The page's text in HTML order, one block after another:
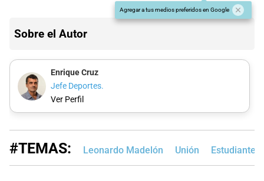
Agregar a tus medios preferidos en Google
Sobre el Autor
Enrique Cruz
Jefe Deportes.
Ver Perfil
#TEMAS: Leonardo Madelón Unión Estudiantes